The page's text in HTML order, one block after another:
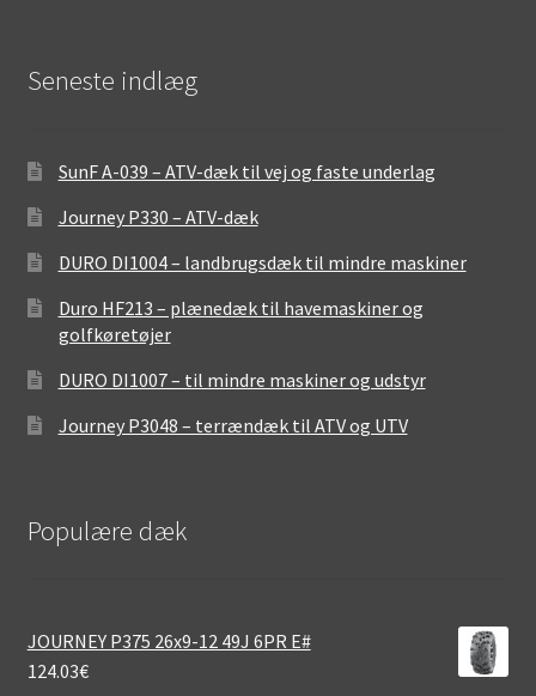
Seneste indlæg
SunF A-039 – ATV-dæk til vej og faste underlag
Journey P330 – ATV-dæk
DURO DI1004 – landbrugsdæk til mindre maskiner
Duro HF213 – plænedæk til havemaskiner og
golfkøretøjer
DURO DI1007 – til mindre maskiner og udstyr
Journey P3048 – terrændæk til ATV og UTV
Populære dæk
JOURNEY P375 26x9-12 49J 6PR E#
124.03€